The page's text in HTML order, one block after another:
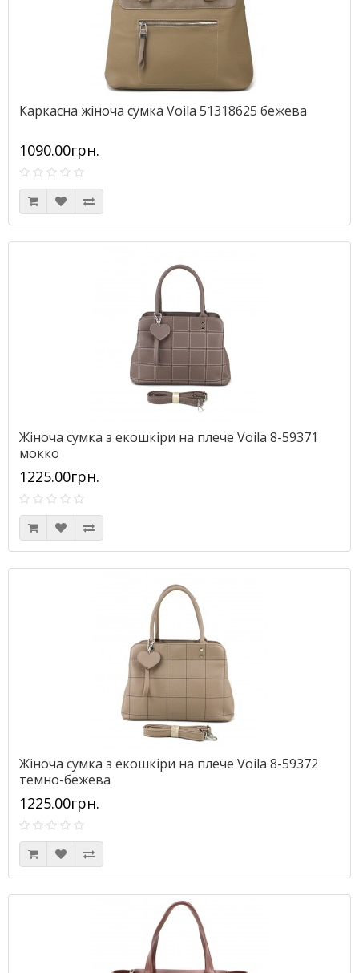
Каркасна жіноча сумка Voila 51318625 бежева
1090.00грн.
Жіноча сумка з екошкіри на плече Voila 8-59371
мокко
1225.00грн.
Жіноча сумка з екошкіри на плече Voila 8-59372
темно-бежева
1225.00грн.